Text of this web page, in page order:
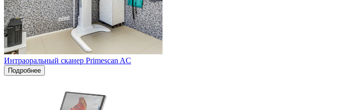
Интраоральный сканер Primescan AC
Подробнее